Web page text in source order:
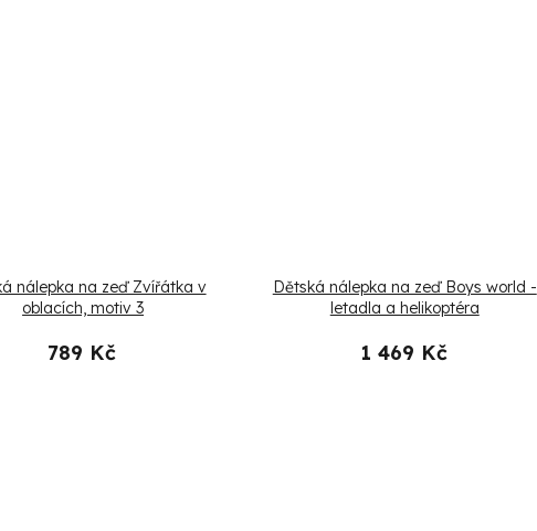
nálepka na zeď Zvířátka v
oblacích, motiv 3
789 Kč
Dětská nálepka na zeď Boys world -
letadla a helikoptéra
1 469 Kč